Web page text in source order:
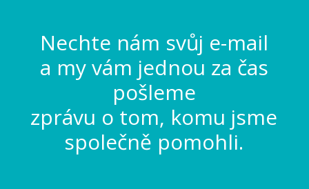
Nechte nám svůj e-mail
a my vám jednou za čas
pošleme
zprávu o tom, komu jsme
společně pomohli.